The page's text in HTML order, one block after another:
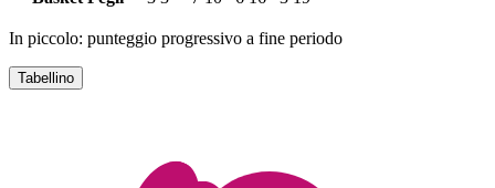
In piccolo: punteggio progressivo a fine periodo
Tabellino